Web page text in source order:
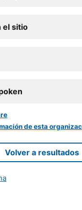
el sitio
de esta
Volver a resultados